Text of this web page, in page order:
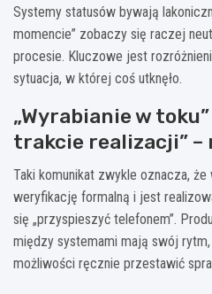
Systemy statusów bywają
momencie” zobaczy się raczej
procesie. Kluczowe jest
sytuacja, w której coś utknęło.
„Wyrabianie w
trakcie realizacji” –
Taki komunikat zwykle oznacza, że
weryfikację formalną i jest
się „przyspieszyć telefonem”.
między systemami mają swój
możliwości ręcznie przestawić